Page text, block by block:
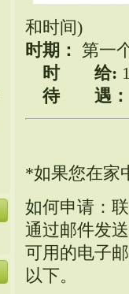
和时间)
时期：
第一
时 给:
待 遇：
*如果您在家
如何申请：
通过邮件发送
可用的电子
以下。